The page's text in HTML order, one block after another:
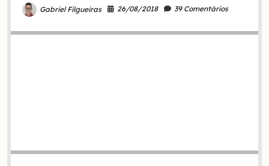
Gabriel Filgueiras 26/08/2018 39 Comentários